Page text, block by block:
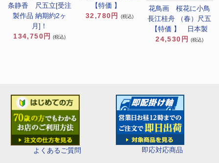
よくあるご質問 即応対応商品
条静香 尺五立[受注
製作品 納期約2ヶ
月]！
134,750円
(税込)
【特価 】
32,780円
(税込)
花鳥画 桜花に小鳥
長江桂舟 （春）尺五
【特価 】 日本製
24,530円
(税込)